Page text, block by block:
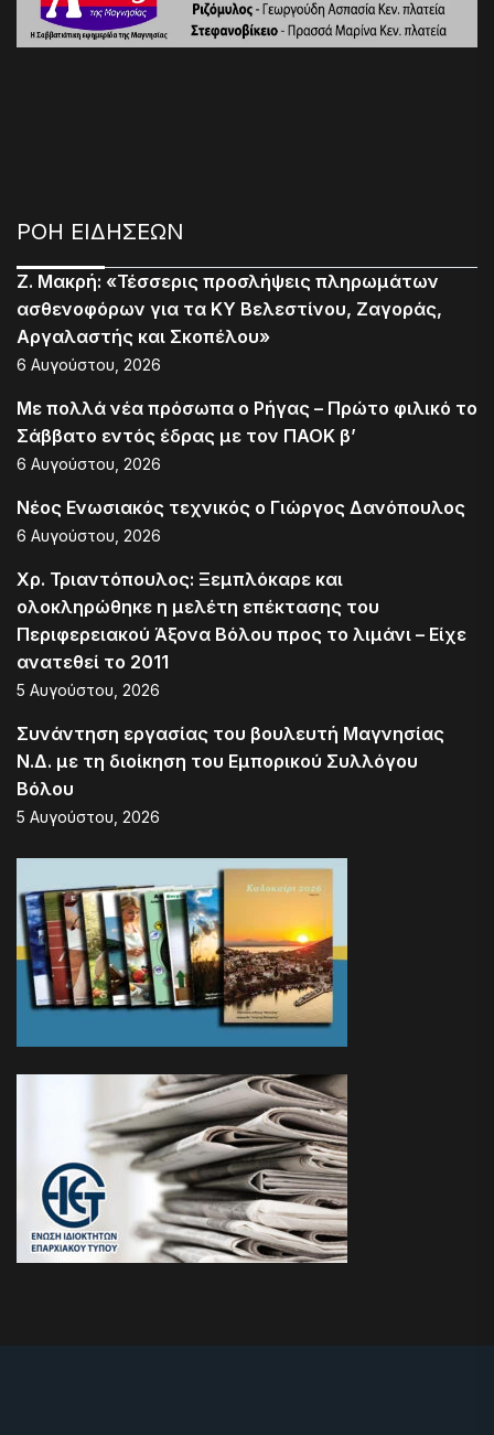
ΡΟΗ ΕΙΔΗΣΕΩΝ
Ζ. Μακρή: «Τέσσερις προσλήψεις πληρωμάτων
ασθενοφόρων για τα ΚΥ Βελεστίνου, Ζαγοράς,
Αργαλαστής και Σκοπέλου»
6 Αυγούστου, 2026
Με πολλά νέα πρόσωπα ο Ρήγας – Πρώτο φιλικό το
Σάββατο εντός έδρας με τον ΠΑΟΚ β’
6 Αυγούστου, 2026
Νέος Ενωσιακός τεχνικός ο Γιώργος Δανόπουλος
6 Αυγούστου, 2026
Χρ. Τριαντόπουλος: Ξεμπλόκαρε και
ολοκληρώθηκε η μελέτη επέκτασης του
Περιφερειακού Άξονα Βόλου προς το λιμάνι – Είχε
ανατεθεί το 2011
5 Αυγούστου, 2026
Συνάντηση εργασίας του βουλευτή Μαγνησίας
Ν.Δ. με τη διοίκηση του Εμπορικού Συλλόγου
Βόλου
5 Αυγούστου, 2026